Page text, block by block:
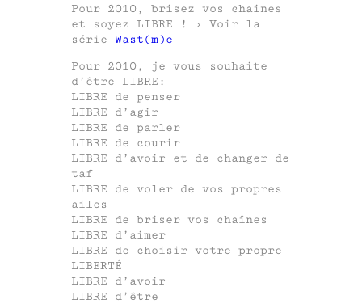
Pour 2010, brisez vos chaines
et soyez LIBRE ! › Voir la
série Wast(m)e
Pour 2010, je vous souhaite
d’être LIBRE:
LIBRE de penser
LIBRE d’agir
LIBRE de parler
LIBRE de courir
LIBRE d’avoir et de changer de
taf
LIBRE de voler de vos propres
ailes
LIBRE de briser vos chaînes
LIBRE d’aimer
LIBRE de choisir votre propre
LIBERTÉ
LIBRE d’avoir
LIBRE d’être